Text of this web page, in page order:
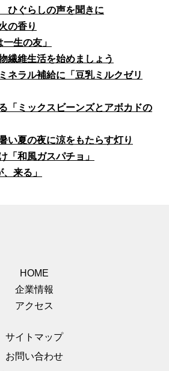
ひぐらしの声を聞きに
の香り
生の友」
繊維生活を始めましょう
ネラル補給に「豆乳ミルクゼリ
「ミックスビーンズとアボカドの
夏の夜に涼をもたらす灯り
「和風ガスパチョ」
来る」
HOME
企業情報
アクセス
サイトマップ
お問い合わせ